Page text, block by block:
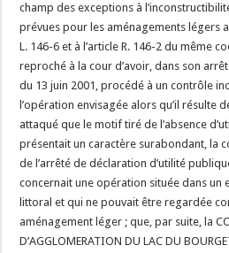
champ des exceptions à
prévues pour les aménagements légers
L. 146-6 et à l’article R. 146-2 du même
reproché à la cour d’avoir, dans son
du 13 juin 2001, procédé à un contrôle
l’opération envisagée alors qu’il résulte
attaqué que le motif tiré de l’absence
présentait un caractère surabondant, la
de l’arrêté de déclaration d’utilité
concernait une opération située dans un
littoral et qui ne pouvait être regardée
aménagement léger ; que, par suite, la
D’AGGLOMERATION DU LAC DU